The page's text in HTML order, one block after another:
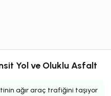
Yol ve Oluklu Asfalt
ağır araç trafiğini taşıyor